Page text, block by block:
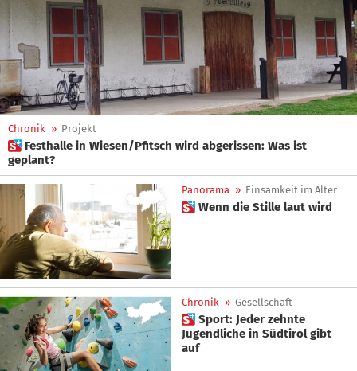
Chronik » Projekt
 Festhalle in Wiesen/Pfitsch wird abgerissen: Was ist
geplant?
Panorama » Einsamkeit im Alter
 Wenn die Stille laut wird
Chronik » Gesellschaft
 Sport: Jeder zehnte
Jugendliche in Südtirol gibt
auf